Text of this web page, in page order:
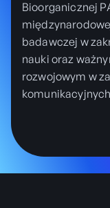
Bioorganicznej
badawczej w
nauki oraz
rozwojowym w